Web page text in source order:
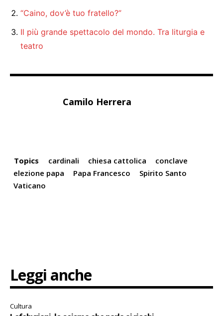
“Caino, dov’è tuo fratello?”
Il più grande spettacolo del mondo. Tra liturgia e
teatro
Camilo Herrera
Topics cardinali chiesa cattolica
conclave
elezione papa
Papa Francesco
Spirito Santo
Vaticano
Leggi anche
Cultura